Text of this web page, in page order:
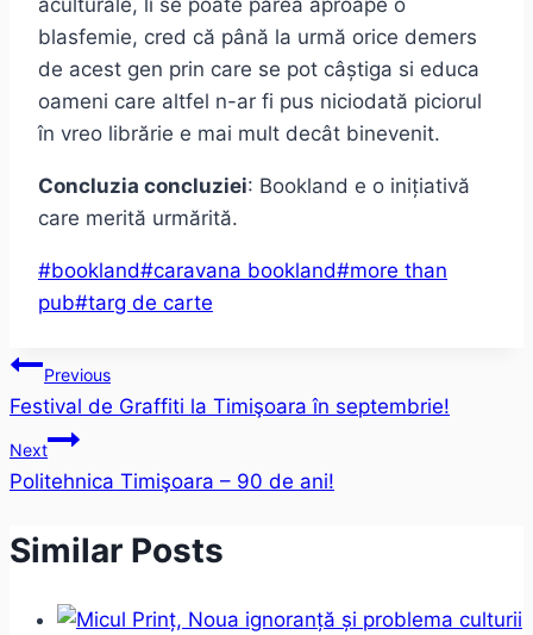
aculturale, li se poate părea aproape o
blasfemie, cred că până la urmă orice demers
de acest gen prin care se pot câștiga si educa
oameni care altfel n-ar fi pus niciodată piciorul
în vreo librărie e mai mult decât binevenit.
Concluzia concluziei: Bookland e o inițiativă
care merită urmărită.
Post
Tags:
#bookland#caravana bookland#more than
pub#targ de carte
Post
navigation
Previous
Festival de Graffiti la Timişoara în septembrie!
Next
Politehnica Timişoara – 90 de ani!
Similar Posts